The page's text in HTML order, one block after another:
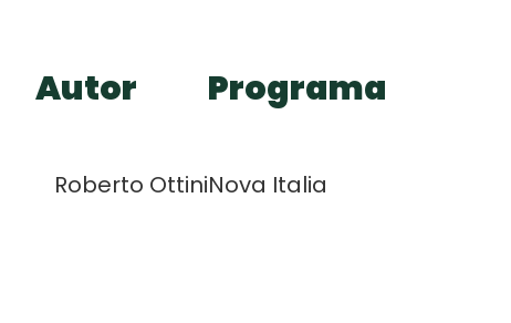
Autor
Roberto Ottini
Programa
Nova Italia